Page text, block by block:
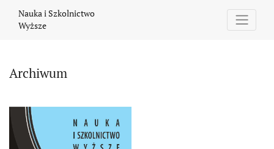
Nauka i Szkolnictwo
Wyższe
Archiwum